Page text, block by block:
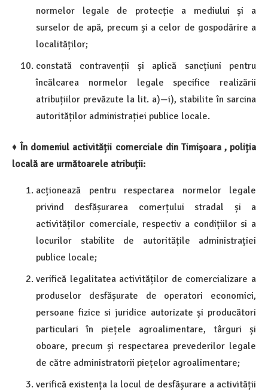
normelor legale de protecție a mediului și a
surselor de apă, precum și a celor de gospodărire a
localităților;
constată contravenții și aplică sancțiuni pentru
încălcarea normelor legale specifice realizării
atribuțiilor prevăzute la lit. a)—i), stabilite în sarcina
autorităților administrației publice locale.
♦În domeniul activității comerciale din Timișoara , poliția
locală are următoarele atribuții:
acționează pentru respectarea normelor legale
privind desfășurarea comerțului stradal și a
activităților comerciale, respectiv a condițiilor si a
locurilor stabilite de autoritățile administrației
publice locale;
verifică legalitatea activităților de comercializare a
produselor desfășurate de operatori economici,
persoane fizice si juridice autorizate și producători
particulari în piețele agroalimentare, târguri și
oboare, precum și respectarea prevederilor legale
de către administratorii piețelor agroalimentare;
verifică existența la locul de desfășurare a activității